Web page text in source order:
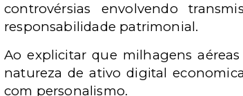
controvérsias envolvendo
responsabilidade patrimonial.
Ao explicitar que milhagens
natureza de ativo digital
com personalismo.